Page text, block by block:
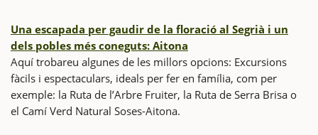
Una escapada per gaudir de la floració al Segrià i un
dels pobles més coneguts: Aitona
Aquí trobareu algunes de les millors opcions: Excursions
fàcils i espectaculars, ideals per fer en família, com per
exemple: la Ruta de l’Arbre Fruiter, la Ruta de Serra Brisa o
el Camí Verd Natural Soses-Aitona.